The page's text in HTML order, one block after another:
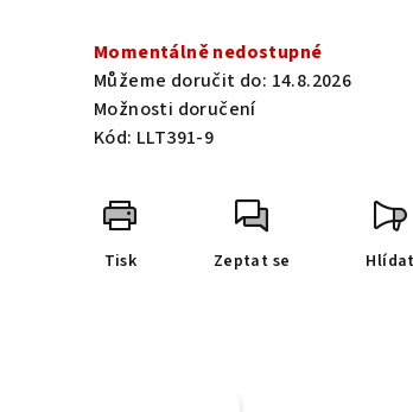
cena:
Momentálně nedostupné
Můžeme doručit do: 14.8.2026
Možnosti doručení
Kód: LLT391-9
Tisk Zeptat se Hlídat